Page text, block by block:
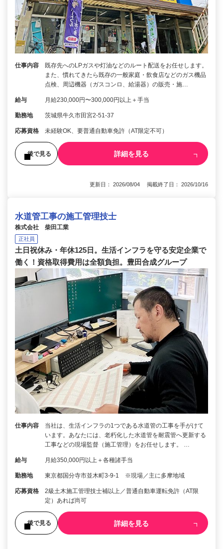
仕事内容
既存先へのLPガスや灯油などのルート配送をお任せします。
また、慣れてきたら既存の一般家庭・飲食店などのガス機品
点検、周辺機器（ガスコンロ、給湯器）の販売・施…
給与 月給230,000円〜300,000円以上＋手当
勤務地 茨城県牛久市田宮2-51-37
応募資格 未経験OK、要普通自動車免許（AT限定不可）
後で見る 詳細を見る
更新日： 2026/08/04 掲載終了日： 2026/10/16
水道管工事の施工管理技士
株式会社 柴田工業
正社員
土日祝休み・年休125日。生活インフラを守る安定企業で
働く！資格取得費用は全額負担。豊田合成グループ
仕事内容
当社は、生活インフラの1つである水道管の工事を手がけて
います。あなたには、老朽化した水道管を耐震管へ更新する
工事などの現場監督（施工管理）をお任せします。 …
給与 月給350,000円以上＋各種諸手当
勤務地 東京都国分寺市並木町3-9-1 ※現場／主に多摩地域
応募資格
2級土木施工管理技士補以上／普通自動車運転免許（AT限
定）あれば尚可
後で見る 詳細を見る